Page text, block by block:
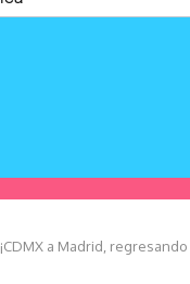
¡CDMX a Madrid,